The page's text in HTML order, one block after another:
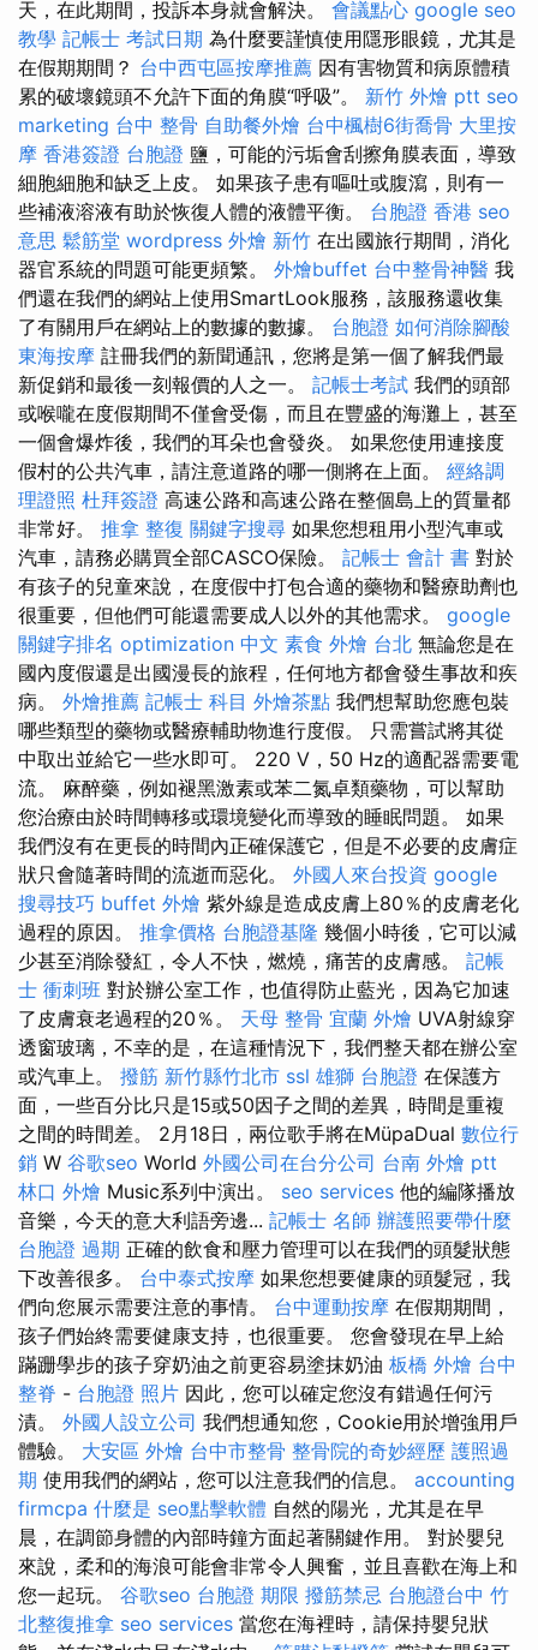
天，在此期間，投訴本身就會解決。 會議點心 google seo
教學 記帳士 考試日期 為什麼要謹慎使用隱形眼鏡，尤其是
在假期期間？ 台中西屯區按摩推薦 因有害物質和病原體積
累的破壞鏡頭不允許下面的角膜“呼吸”。 新竹 外燴 ptt seo
marketing 台中 整骨 自助餐外燴 台中楓樹6街喬骨 大里按
摩 香港簽證 台胞證 鹽，可能的污垢會刮擦角膜表面，導致
細胞細胞和缺乏上皮。 如果孩子患有嘔吐或腹瀉，則有一
些補液溶液有助於恢復人體的液體平衡。 台胞證 香港 seo
意思 鬆筋堂 wordpress 外燴 新竹 在出國旅行期間，消化
器官系統的問題可能更頻繁。 外燴buffet 台中整骨神醫 我
們還在我們的網站上使用SmartLook服務，該服務還收集
了有關用戶在網站上的數據的數據。 台胞證 如何消除腳酸
東海按摩 註冊我們的新聞通訊，您將是第一個了解我們最
新促銷和最後一刻報價的人之一。 記帳士考試 我們的頭部
或喉嚨在度假期間不僅會受傷，而且在豐盛的海灘上，甚至
一個會爆炸後，我們的耳朵也會發炎。 如果您使用連接度
假村的公共汽車，請注意道路的哪一側將在上面。 經絡調
理證照 杜拜簽證 高速公路和高速公路在整個島上的質量都
非常好。 推拿 整復 關鍵字搜尋 如果您想租用小型汽車或
汽車，請務必購買全部CASCO保險。 記帳士 會計 書 對於
有孩子的兒童來說，在度假中打包合適的藥物和醫療助劑也
很重要，但他們可能還需要成人以外的其他需求。 google
關鍵字排名 optimization 中文 素食 外燴 台北 無論您是在
國內度假還是出國漫長的旅程，任何地方都會發生事故和疾
病。 外燴推薦 記帳士 科目 外燴茶點 我們想幫助您應包裝
哪些類型的藥物或醫療輔助物進行度假。 只需嘗試將其從
中取出並給它一些水即可。 220 V，50 Hz的適配器需要電
流。 麻醉藥，例如褪黑激素或苯二氮卓類藥物，可以幫助
您治療由於時間轉移或環境變化而導致的睡眠問題。 如果
我們沒有在更長的時間內正確保護它，但是不必要的皮膚症
狀只會隨著時間的流逝而惡化。 外國人來台投資 google
搜尋技巧 buffet 外燴 紫外線是造成皮膚上80％的皮膚老化
過程的原因。 推拿價格 台胞證基隆 幾個小時後，它可以減
少甚至消除發紅，令人不快，燃燒，痛苦的皮膚感。 記帳
士 衝刺班 對於辦公室工作，也值得防止藍光，因為它加速
了皮膚衰老過程的20％。 天母 整骨 宜蘭 外燴 UVA射線穿
透窗玻璃，不幸的是，在這種情況下，我們整天都在辦公室
或汽車上。 撥筋 新竹縣竹北市 ssl 雄獅 台胞證 在保護方
面，一些百分比只是15或50因子之間的差異，時間是重複
之間的時間差。 2月18日，兩位歌手將在MüpaDual 數位行
銷 W 谷歌seo World 外國公司在台分公司 台南 外燴 ptt
林口 外燴 Music系列中演出。 seo services 他的編隊播放
音樂，今天的意大利語旁邊... 記帳士 名師 辦護照要帶什麼
台胞證 過期 正確的飲食和壓力管理可以在我們的頭髮狀態
下改善很多。 台中泰式按摩 如果您想要健康的頭髮冠，我
們向您展示需要注意的事情。 台中運動按摩 在假期期間，
孩子們始終需要健康支持，也很重要。 您會發現在早上給
蹣跚學步的孩子穿奶油之前更容易塗抹奶油 板橋 外燴 台中
整脊 - 台胞證 照片 因此，您可以確定您沒有錯過任何污
漬。 外國人設立公司 我們想通知您，Cookie用於增強用戶
體驗。 大安區 外燴 台中市整骨 整骨院的奇妙經歷 護照過
期 使用我們的網站，您可以注意我們的信息。 accounting
firmcpa 什麼是 seo點擊軟體 自然的陽光，尤其是在早
晨，在調節身體的內部時鐘方面起著關鍵作用。 對於嬰兒
來說，柔和的海浪可能會非常令人興奮，並且喜歡在海上和
您一起玩。 谷歌seo 台胞證 期限 撥筋禁忌 台胞證台中 竹
北整復推拿 seo services 當您在海裡時，請保持嬰兒狀